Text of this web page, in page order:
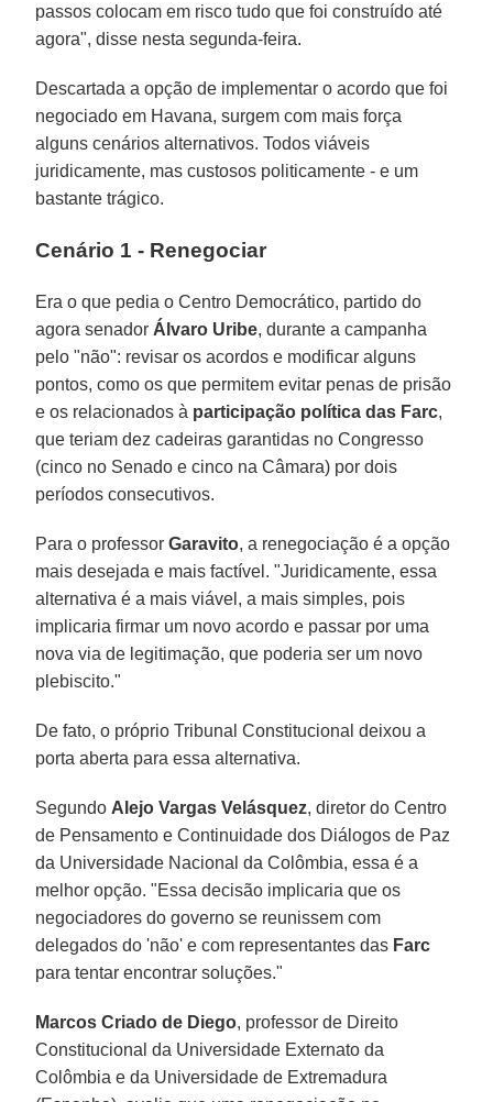
passos colocam em risco tudo que foi construído até
agora", disse nesta segunda-feira.
Descartada a opção de implementar o acordo que foi
negociado em Havana, surgem com mais força
alguns cenários alternativos. Todos viáveis
juridicamente, mas custosos politicamente - e um
bastante trágico.
Cenário 1 - Renegociar
Era o que pedia o Centro Democrático, partido do
agora senador Álvaro Uribe, durante a campanha
pelo "não": revisar os acordos e modificar alguns
pontos, como os que permitem evitar penas de prisão
e os relacionados à participação política das Farc,
que teriam dez cadeiras garantidas no Congresso
(cinco no Senado e cinco na Câmara) por dois
períodos consecutivos.
Para o professorGaravito, a renegociação é a opção
mais desejada e mais factível. "Juridicamente, essa
alternativa é a mais viável, a mais simples, pois
implicaria firmar um novo acordo e passar por uma
nova via de legitimação, que poderia ser um novo
plebiscito."
De fato, o próprio Tribunal Constitucional deixou a
porta aberta para essa alternativa.
Segundo Alejo Vargas Velásquez, diretor do Centro
de Pensamento e Continuidade dos Diálogos de Paz
da Universidade Nacional da Colômbia, essa é a
melhor opção. "Essa decisão implicaria que os
negociadores do governo se reunissem com
delegados do 'não' e com representantes das Farc
para tentar encontrar soluções."
Marcos Criado de Diego, professor de Direito
Constitucional da Universidade Externato da
Colômbia e da Universidade de Extremadura